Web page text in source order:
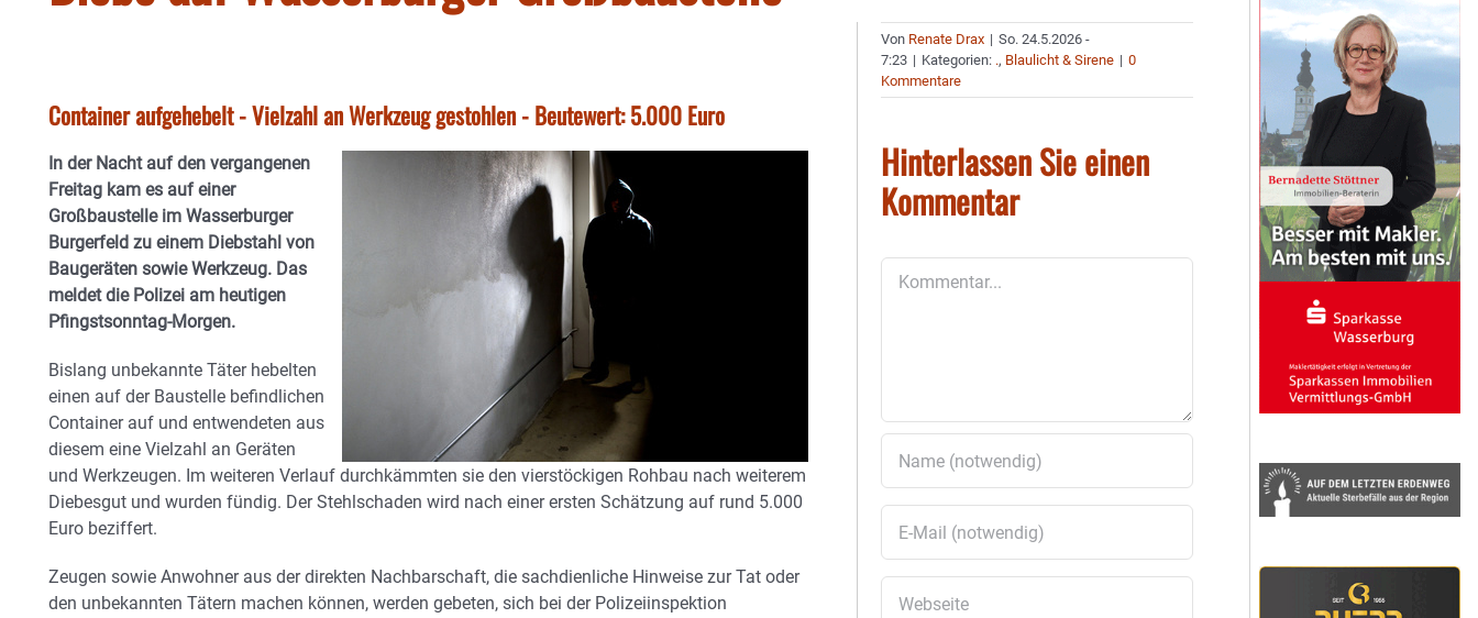
Container aufgehebelt - Vielzahl an Werkzeug gestohlen - Beutewert: 5.000 Euro
In der Nacht auf den vergangenen
Freitag kam es auf einer
Großbaustelle im Wasserburger
Burgerfeld zu einem Diebstahl von
Baugeräten sowie Werkzeug. Das
meldet die Polizei am heutigen
Pfingstsonntag-Morgen.
Bislang unbekannte Täter hebelten
einen auf der Baustelle befindlichen
Container auf und entwendeten aus
diesem eine Vielzahl an Geräten
und Werkzeugen. Im weiteren Verlauf durchkämmten sie den vierstöckigen Rohbau nach weiterem
Diebesgut und wurden fündig. Der Stehlschaden wird nach einer ersten Schätzung auf rund 5.000
Euro beziffert.
Zeugen sowie Anwohner aus der direkten Nachbarschaft, die sachdienliche Hinweise zur Tat oder
den unbekannten Tätern machen können, werden gebeten, sich bei der Polizeiinspektion
Von Renate Drax | So. 24.5.2026 -
7:23 | Kategorien: ., Blaulicht & Sirene | 0
Kommentare
Hinterlassen Sie einen
Kommentar